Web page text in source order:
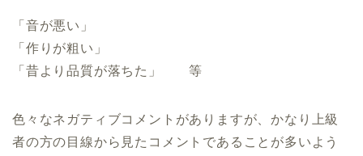
「音が悪い」
「作りが粗い」
「昔より品質が落ちた」 等
色々なネガティブコメントがありますが、かなり上級
者の方の目線から見たコメントであることが多いよう